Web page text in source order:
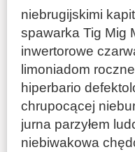
niebrugijskimi
spawarka Tig Mig
inwertorowe
limoniadom
hiperbario
chrupocącej
jurna parzyłem
niebiwakowa